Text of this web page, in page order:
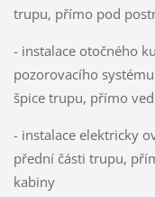
trupu, přímo pod
- instalace otočného
pozorovacího
špice trupu, přímo
- instalace elektricky
přední části trupu,
kabiny